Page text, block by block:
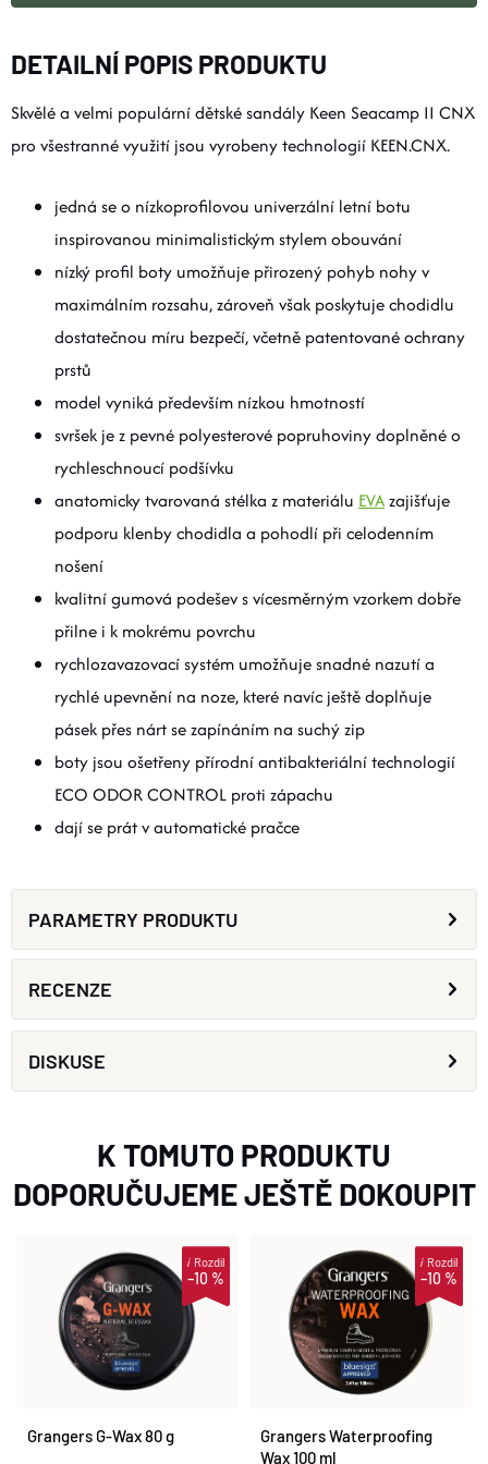
DETAILNÍ POPIS PRODUKTU
Skvělé a velmi populární dětské sandály Keen Seacamp II CNX
pro všestranné využití jsou vyrobeny technologií KEEN.CNX.
jedná se o nízkoprofilovou univerzální letní botu
inspirovanou minimalistickým stylem obouvání
nízký profil boty umožňuje přirozený pohyb nohy v
maximálním rozsahu, zároveň však poskytuje chodidlu
dostatečnou míru bezpečí, včetně patentované ochrany
prstů
model vyniká především nízkou hmotností
svršek je z pevné polyesterové popruhoviny doplněné o
rychleschnoucí podšívku
anatomicky tvarovaná stélka z materiálu EVAzajišťuje
podporu klenby chodidla a pohodlí při celodenním
nošení
kvalitní gumová podešev s vícesměrným vzorkem dobře
přilne i k mokrému povrchu
rychlozavazovací systém umožňuje snadné nazutí a
rychlé upevnění na noze, které navíc ještě doplňuje
pásek přes nárt se zapínáním na suchý zip
boty jsou ošetřeny přírodní antibakteriální technologií
ECO ODOR CONTROL proti zápachu
dají se prát v automatické pračce
PARAMETRY PRODUKTU
RECENZE
DISKUSE
K TOMUTO PRODUKTU
DOPORUČUJEME JEŠTĚ DOKOUPIT
–10 %
iRozdíl
Grangers G-Wax 80 g
–10 %
iRozdíl
Grangers Waterproofing
Wax 100 ml